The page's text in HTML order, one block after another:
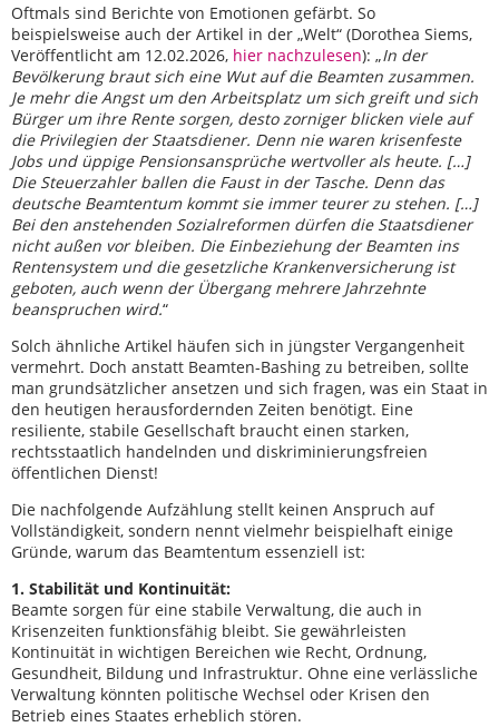
Oftmals sind Berichte von Emotionen gefärbt. So
beispielsweise auch der Artikel in der „Welt“ (Dorothea Siems,
Veröffentlicht am 12.02.2026, hier nachzulesen): „In der
Bevölkerung braut sich eine Wut auf die Beamten zusammen.
Je mehr die Angst um den Arbeitsplatz um sich greift und sich
Bürger um ihre Rente sorgen, desto zorniger blicken viele auf
die Privilegien der Staatsdiener. Denn nie waren krisenfeste
Jobs und üppige Pensionsansprüche wertvoller als heute. […]
Die Steuerzahler ballen die Faust in der Tasche. Denn das
deutsche Beamtentum kommt sie immer teurer zu stehen. […]
Bei den anstehenden Sozialreformen dürfen die Staatsdiener
nicht außen vor bleiben. Die Einbeziehung der Beamten ins
Rentensystem und die gesetzliche Krankenversicherung ist
geboten, auch wenn der Übergang mehrere Jahrzehnte
beanspruchen wird.“
Solch ähnliche Artikel häufen sich in jüngster Vergangenheit
vermehrt. Doch anstatt Beamten-Bashing zu betreiben, sollte
man grundsätzlicher ansetzen und sich fragen, was ein Staat in
den heutigen herausfordernden Zeiten benötigt. Eine
resiliente, stabile Gesellschaft braucht einen starken,
rechtsstaatlich handelnden und diskriminierungsfreien
öffentlichen Dienst!
Die nachfolgende Aufzählung stellt keinen Anspruch auf
Vollständigkeit, sondern nennt vielmehr beispielhaft einige
Gründe, warum das Beamtentum essenziell ist:
1. Stabilität und Kontinuität:
Beamte sorgen für eine stabile Verwaltung, die auch in
Krisenzeiten funktionsfähig bleibt. Sie gewährleisten
Kontinuität in wichtigen Bereichen wie Recht, Ordnung,
Gesundheit, Bildung und Infrastruktur. Ohne eine verlässliche
Verwaltung könnten politische Wechsel oder Krisen den
Betrieb eines Staates erheblich stören.